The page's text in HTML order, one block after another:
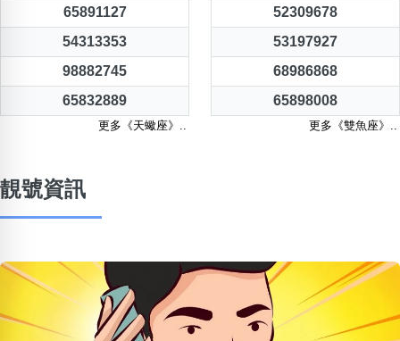
65891127
54313353
98882745
65832889
更多《天蠍座》..
52309678
53197927
68986868
65898008
更多《雙魚座》..
靚號資訊